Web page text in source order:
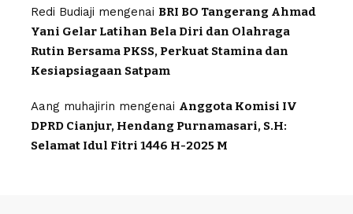
Redi Budiaji mengenai BRI BO Tangerang Ahmad
Yani Gelar Latihan Bela Diri dan Olahraga
Rutin Bersama PKSS, Perkuat Stamina dan
Kesiapsiagaan Satpam
Aang muhajirin mengenai Anggota Komisi IV
DPRD Cianjur, Hendang Purnamasari, S.H:
Selamat Idul Fitri 1446 H-2025 M